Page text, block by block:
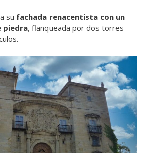
su fachada renacentista con un
piedra, flanqueada por dos torres